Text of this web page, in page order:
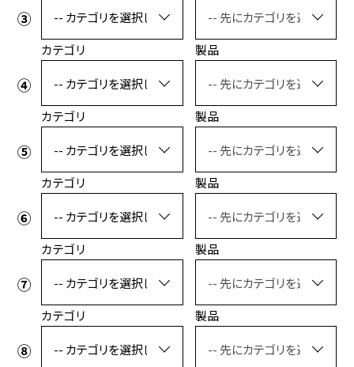
ONLINE STORE
MOUNTAIN
カテゴリ 製品
カテゴリ 製品
カテゴリ 製品
カテゴリ 製品
カテゴリ 製品